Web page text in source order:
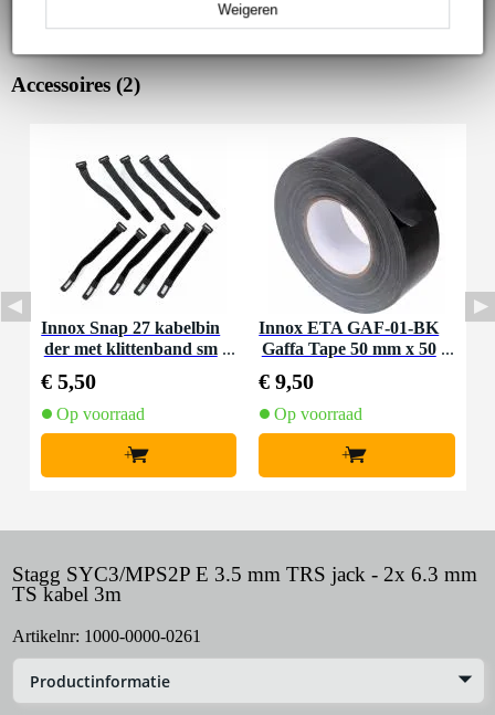
Weigeren
Accessoires (2)
Innox Snap 27 kabelbin
der met klittenband sm
€ 5,50
Op voorraad
+
Innox ETA GAF-01-BK
Gaffa Tape 50 mm x 50
€ 9,50
Op voorraad
+
Stagg SYC3/MPS2P E 3.5 mm TRS jack - 2x 6.3 mm
TS kabel 3m
Artikelnr: 1000-0000-0261
Productinformatie